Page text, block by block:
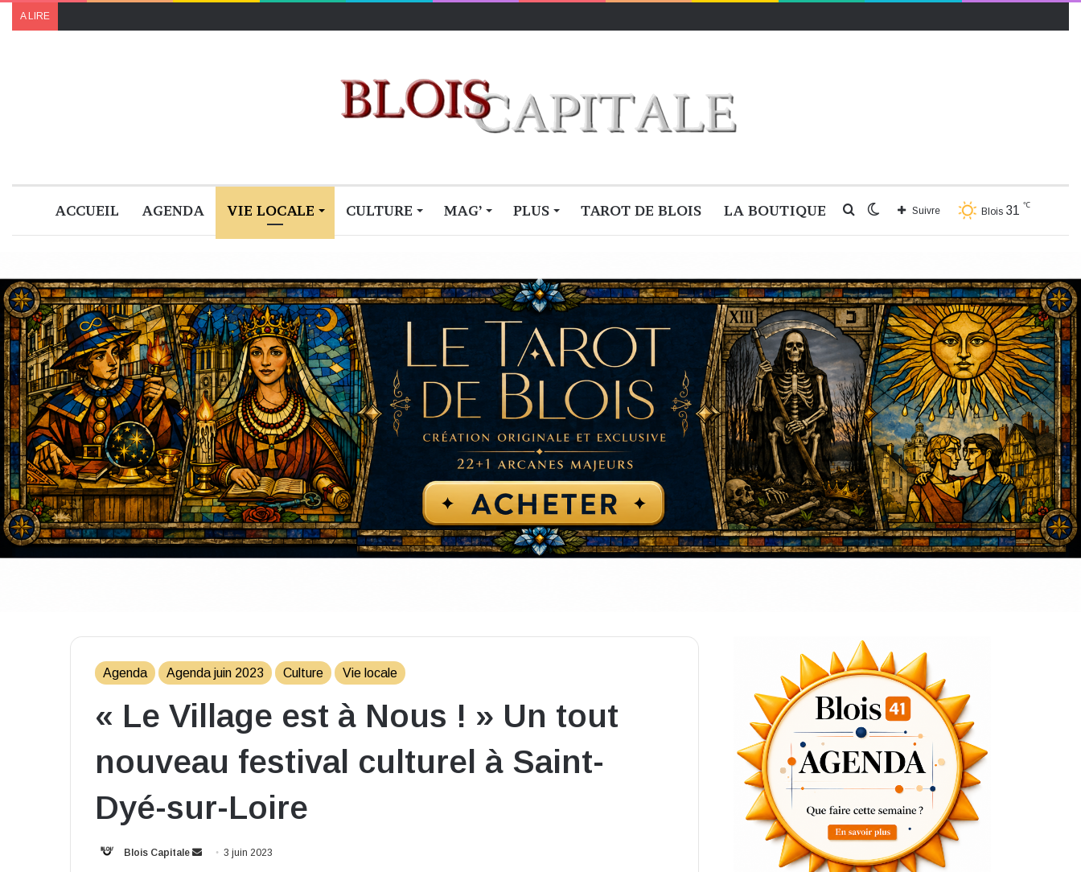
A LIRE
ACCUEIL AGENDA VIE LOCALE CULTURE MAG’ PLUS TAROT DE BLOIS LA BOUTIQUE Blois 31 ℃
Suivre
Switch
Rechercher
Agenda Agenda juin 2023 Culture Vie locale
« Le Village est à Nous ! » Un tout
nouveau festival culturel à Saint-
Dyé-sur-Loire
Blois Capitale
Envoyer3 juin 2023